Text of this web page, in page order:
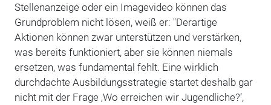
Stellenanzeige oder ein Imagevideo können das
Grundproblem nicht lösen, weiß er: "Derartige
Aktionen können zwar unterstützen und verstärken,
was bereits funktioniert, aber sie können niemals
ersetzen, was fundamental fehlt. Eine wirklich
durchdachte Ausbildungsstrategie startet deshalb gar
nicht mit der Frage ‚Wo erreichen wir Jugendliche?‘,